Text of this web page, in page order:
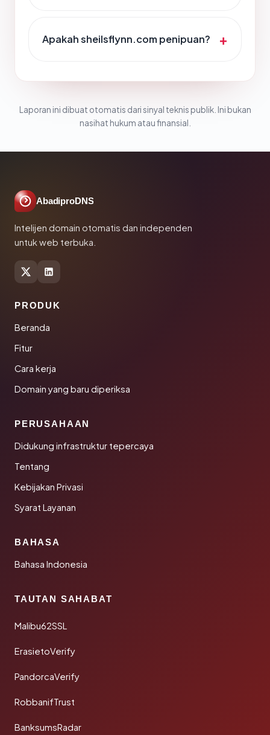
Apakah sheilsflynn.com penipuan?
Laporan ini dibuat otomatis dari sinyal teknis publik. Ini bukan
nasihat hukum atau finansial.
AbadiproDNS
Intelijen domain otomatis dan independen
untuk web terbuka.
PRODUK
Beranda
Fitur
Cara kerja
Domain yang baru diperiksa
PERUSAHAAN
Didukung infrastruktur tepercaya
Tentang
Kebijakan Privasi
Syarat Layanan
BAHASA
Bahasa Indonesia
TAUTAN SAHABAT
Malibu62SSL
ErasietoVerify
PandorcaVerify
RobbanifTrust
BanksumsRadar